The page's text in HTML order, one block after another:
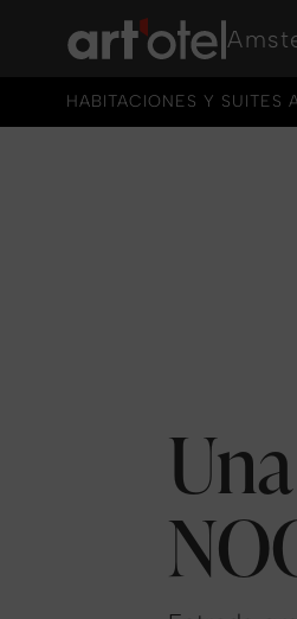
HABITACIONES Y SUITES
HABITACIONES Y SUITES